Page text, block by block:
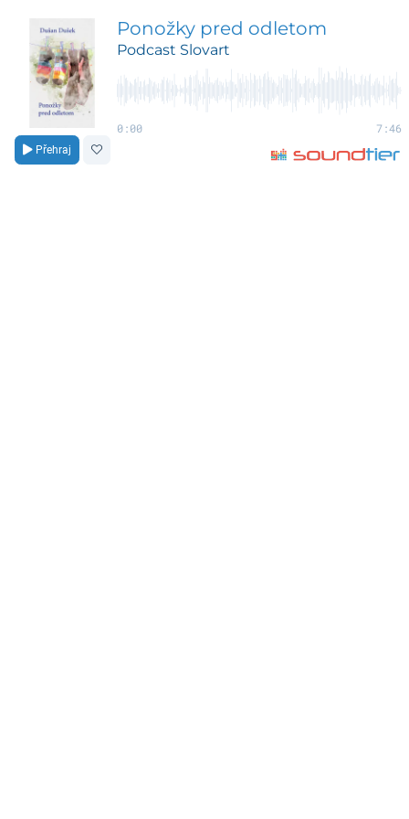
Přehraj
Ponožky pred odletom
Podcast Slovart
0:00 7:46